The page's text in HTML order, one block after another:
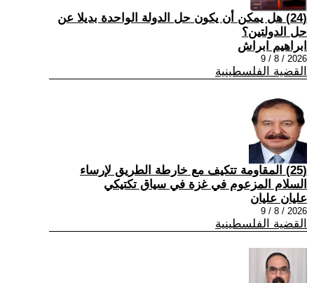
(24) هل يمكن أن يكون حل الدولة الواحدة بديلا عن
حل الدولتين؟
ابراهيم ابراش
2026 / 8 / 9
القضية الفلسطينية
(25) المقاومة تتكيف مع خارطة الطريق لإرساء
السلام المزعوم في غزة في سياق تكتيكي
عليان عليان
2026 / 8 / 9
القضية الفلسطينية